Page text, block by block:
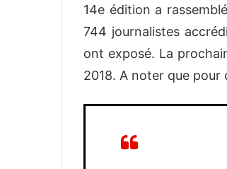
14e édition a
744 journalistes
ont exposé. La
2018. A noter que pour